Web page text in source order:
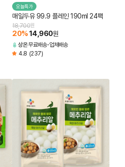
오늘특가
매일두유 99.9 플레인 190ml 24팩
18,700원
20%14,960원
상온무료배송 업체배송
4.8 (237)